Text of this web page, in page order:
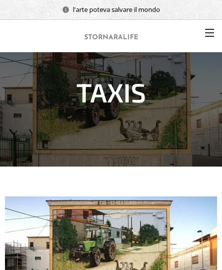
l'arte poteva salvare il mondo
STORNARALIFE
TAXIS